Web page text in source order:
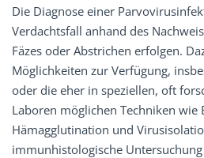
Die Diagnose einer
Verdachtsfall anhand des
Fäzes oder Abstrichen erfolgen.
Möglichkeiten zur Verfügung,
oder die eher in speziellen, oft
Laboren möglichen Techniken
Hämagglutination und
immunhistologische